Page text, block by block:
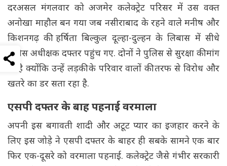
दरअसल मंगलवार को अजमेर कलेक्ट्रेट परिसर में उस वक्त
अनोखा माहौल बन गया जब नसीराबाद के रहने वाले मनीष और
किशनगढ़ की हर्षिता बिल्कुल दूल्हा-दुल्हन के लिबास में सीधे
पुलिस अधीक्षक दफ्तर पहुंच गए. दोनों ने पुलिस से सुरक्षा की मांग
की है क्योंकि उन्हें लड़की के परिवार वालों की तरफ से विरोध और
खतरे का डर सता रहा है.
एसपी दफ्तर के बाह पहनाई वरमाला
अपनी इस बगावती शादी और अटूट प्यार का इजहार करने के
लिए इस जोड़े ने एसपी दफ्तर के बाहर ही सबके सामने एक बार
फिर एक-दूसरे को वरमाला पहनाई. कलेक्ट्रेट जैसे गंभीर सरकारी